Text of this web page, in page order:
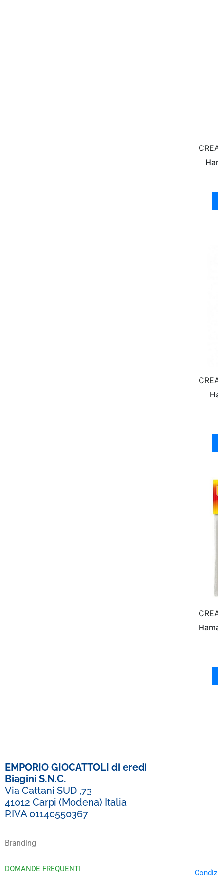
EMPORIO GIOCATTOLI di eredi
Biagini S.N.C.
Via Cattani SUD ,73
41012 Carpi (Modena) Italia
P.IVA 01140550367
Branding
DOMANDE FREQUENTI